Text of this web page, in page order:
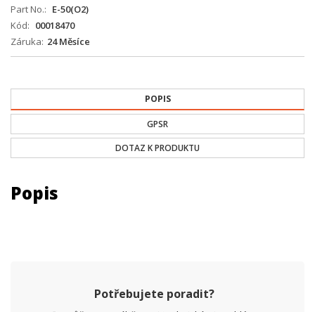
Part No.
E-50(O2)
Kód
00018470
Záruka 24 Měsíce
POPIS
GPSR
DOTAZ K PRODUKTU
Popis
Potřebujete poradit?